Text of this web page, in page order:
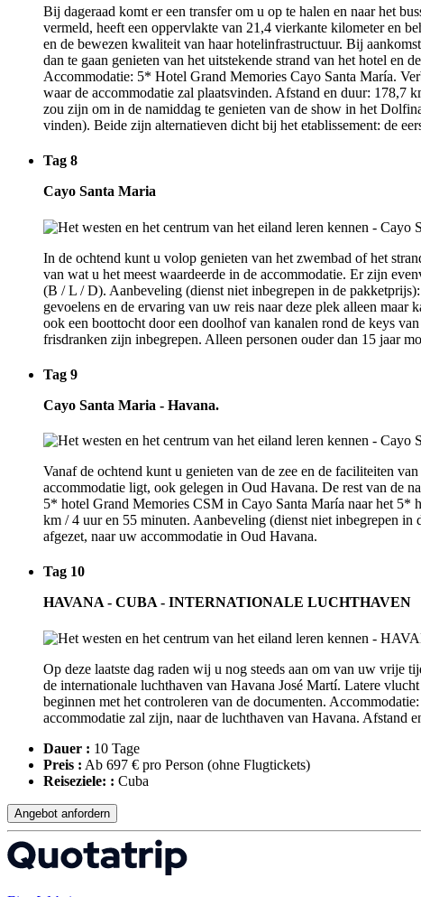
Bij dageraad komt er een transfer om u op te halen en naar het
vermeld, heeft een oppervlakte van 21,4 vierkante kilometer en
en de bewezen kwaliteit van haar hotelinfrastructuur. Bij
dan te gaan genieten van het uitstekende strand van het hotel en
Accommodatie: 5* Hotel Grand Memories Cayo Santa María.
waar de accommodatie zal plaatsvinden. Afstand en duur: 178,7
zou zijn om in de namiddag te genieten van de show in het
vinden). Beide zijn alternatieven dicht bij het etablissement: de
Tag 8
Cayo Santa Maria
In de ochtend kunt u volop genieten van het zwembad of het
van wat u het meest waardeerde in de accommodatie. Er zijn
(B / L / D). Aanbeveling (dienst niet inbegrepen in de
gevoelens en de ervaring van uw reis naar deze plek alleen
ook een boottocht door een doolhof van kanalen rond de keys
frisdranken zijn inbegrepen. Alleen personen ouder dan 15 jaar
Tag 9
Cayo Santa Maria - Havana.
Vanaf de ochtend kunt u genieten van de zee en de faciliteiten
accommodatie ligt, ook gelegen in Oud Havana. De rest van de
5* hotel Grand Memories CSM in Cayo Santa María naar het 5*
km / 4 uur en 55 minuten. Aanbeveling (dienst niet inbegrepen
afgezet, naar uw accommodatie in Oud Havana.
Tag 10
HAVANA - CUBA - INTERNATIONALE LUCHTHAVEN
Op deze laatste dag raden wij u nog steeds aan om van uw vrije
de internationale luchthaven van Havana José Martí. Latere
beginnen met het controleren van de documenten.
accommodatie zal zijn, naar de luchthaven van Havana.
Dauer : 10 Tage
Preis : Ab 697 € pro Person (ohne Flugtickets)
Reiseziele: : Cuba
Angebot anfordern